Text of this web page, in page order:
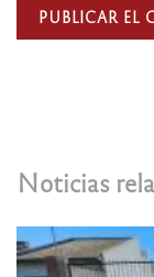
Noticias